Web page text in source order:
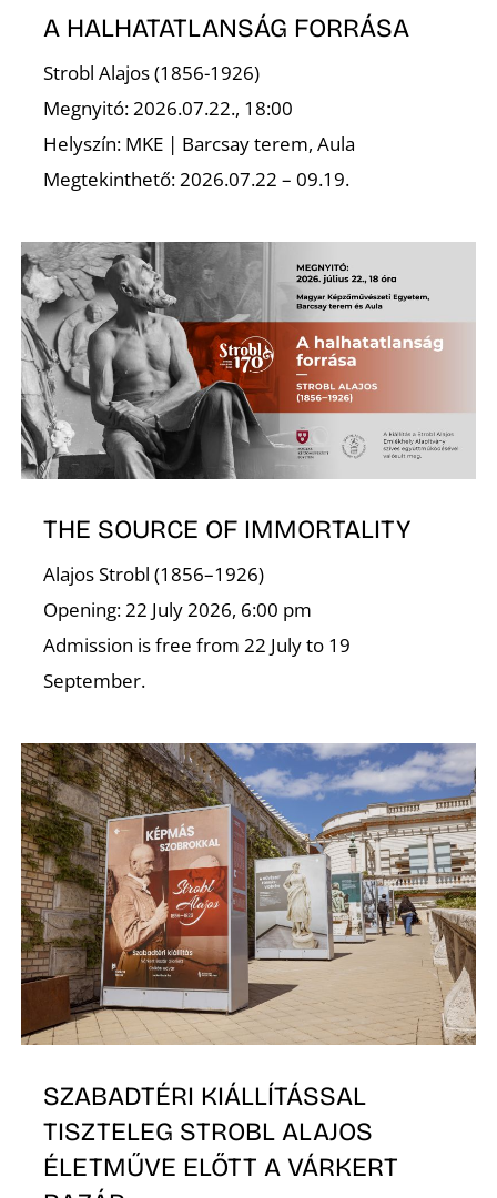
A HALHATATLANSÁG FORRÁSA
Strobl Alajos (1856-1926)
Megnyitó: 2026.07.22., 18:00
Helyszín: MKE | Barcsay terem, Aula
Megtekinthető: 2026.07.22 – 09.19.
THE SOURCE OF IMMORTALITY
Alajos Strobl (1856–1926)
Opening: 22 July 2026, 6:00 pm
Admission is free from 22 July to 19
September.
SZABADTÉRI KIÁLLÍTÁSSAL
TISZTELEG STROBL ALAJOS
ÉLETMŰVE ELŐTT A VÁRKERT